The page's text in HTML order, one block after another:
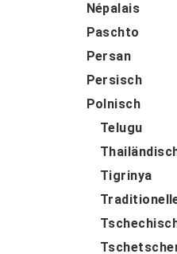
Népalais
Paschto
Persan
Persisch
Polnisch
Telugu
Tigrinya